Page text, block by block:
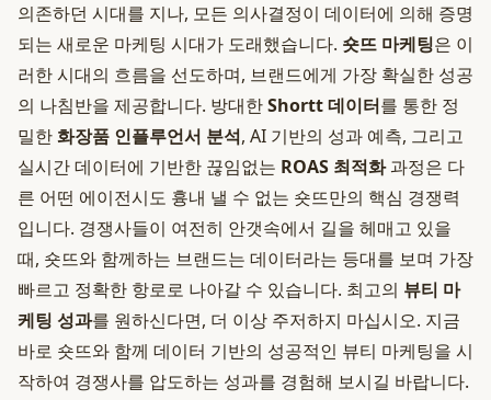
의존하던 시대를 지나, 모든 의사결정이 데이터에 의해 증명
되는 새로운 마케팅 시대가 도래했습니다. 숏뜨 마케팅은 이
러한 시대의 흐름을 선도하며, 브랜드에게 가장 확실한 성공
의 나침반을 제공합니다. 방대한Shortt 데이터를 통한 정
밀한화장품 인플루언서 분석, AI 기반의 성과 예측, 그리고
실시간 데이터에 기반한 끊임없는 ROAS 최적화과정은 다
른 어떤 에이전시도 흉내 낼 수 없는 숏뜨만의 핵심 경쟁력
입니다. 경쟁사들이 여전히 안갯속에서 길을 헤매고 있을
때, 숏뜨와 함께하는 브랜드는 데이터라는 등대를 보며 가장
빠르고 정확한 항로로 나아갈 수 있습니다. 최고의 뷰티 마
케팅 성과를 원하신다면, 더 이상 주저하지 마십시오. 지금
바로 숏뜨와 함께 데이터 기반의 성공적인 뷰티 마케팅을 시
작하여 경쟁사를 압도하는 성과를 경험해 보시길 바랍니다.